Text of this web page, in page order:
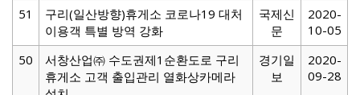
51
구리(일산방향)휴게소 코로나19 대처
이용객 특별 방역 강화
국제신
문
2020-
10-05
50
서창산업㈜ 수도권제1순환도로 구리
휴게소 고객 출입관리 열화상카메라
경기일
보
2020-
09-28